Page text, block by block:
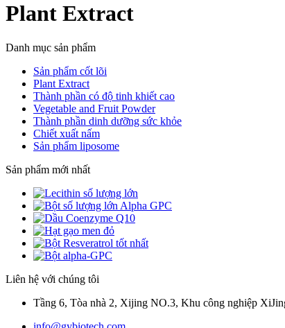
Plant Extract
Danh mục sản phẩm
Sản phẩm cốt lõi
Plant Extract
Thành phần có độ tinh khiết cao
Vegetable and Fruit Powder
Thành phần dinh dưỡng sức khỏe
Chiết xuất nấm
Sản phẩm liposome
Sản phẩm mới nhất
Liên hệ với chúng tôi
Tầng 6, Tòa nhà 2, Xijing NO.3, Khu công nghiệp